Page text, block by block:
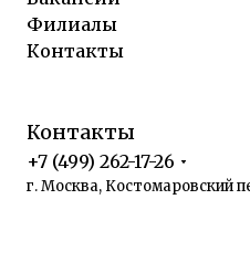
Филиалы
Контакты
Контакты
+7 (499) 262-17-26
г. Москва, Костомаровский